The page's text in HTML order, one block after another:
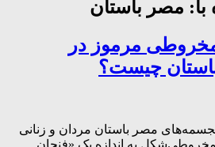
مصر باستان
مرموز در
چیست؟
مصر باستان مردان و زنانی
به اندازه یک «فنجان